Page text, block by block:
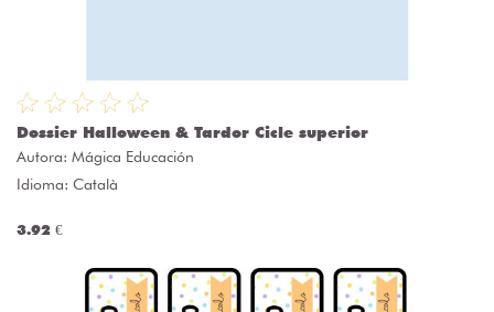
Dossier Halloween & Tardor Cicle superior
Autora: Mágica Educación
Idioma: Català
3.92 €